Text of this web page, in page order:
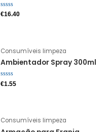
Avaliação
€16.40
Consumíveis limpeza
Ambientador Spray 300ml
Avaliação
0
€1.55
Consumíveis limpeza